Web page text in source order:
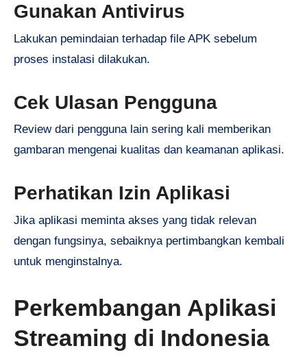
Gunakan Antivirus
Lakukan pemindaian terhadap file APK sebelum
proses instalasi dilakukan.
Cek Ulasan Pengguna
Review dari pengguna lain sering kali memberikan
gambaran mengenai kualitas dan keamanan aplikasi.
Perhatikan Izin Aplikasi
Jika aplikasi meminta akses yang tidak relevan
dengan fungsinya, sebaiknya pertimbangkan kembali
untuk menginstalnya.
Perkembangan Aplikasi
Streaming di Indonesia